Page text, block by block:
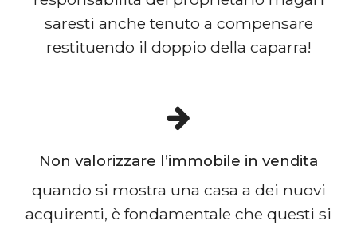
saresti anche tenuto a compensare
restituendo il doppio della caparra!
Non valorizzare l’immobile in vendita
quando si mostra una casa a dei nuovi
acquirenti, è fondamentale che questi si